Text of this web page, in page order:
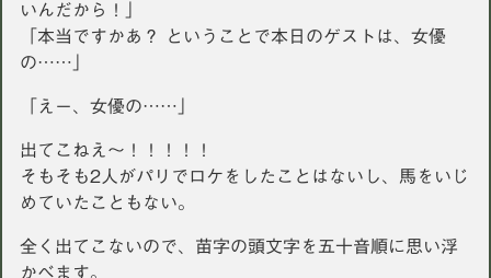
いんだから！」
「本当ですかあ？ ということで本日のゲストは、女優
の……」
「えー、女優の……」
出てこねえ〜！！！！！
そもそも2人がパリでロケをしたことはないし、馬をいじ
めていたこともない。
全く出てこないので、苗字の頭文字を五十音順に思い浮
かべます。